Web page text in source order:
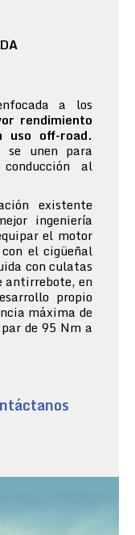
a los
rendimiento
uso off-road.
se unen para
al
existente
ingeniería
el motor
el cigüeñal
con culatas
antirrebote, en
propio
máxima de
de 95 Nm a